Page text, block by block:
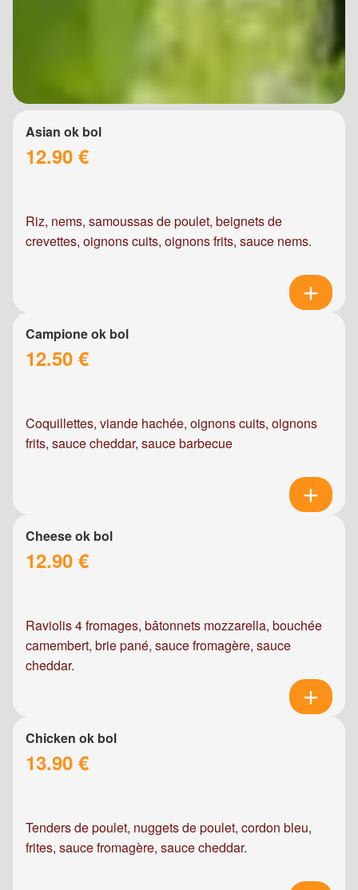
Asian ok bol
12.90 €
Riz, nems, samoussas de poulet, beignets de
crevettes, oignons cuits, oignons frits, sauce nems.
Campione ok bol
12.50 €
Coquillettes, viande hachée, oignons cuits, oignons
frits, sauce cheddar, sauce barbecue
Cheese ok bol
12.90 €
Raviolis 4 fromages, bâtonnets mozzarella, bouchée
camembert, brie pané, sauce fromagère, sauce
cheddar.
Chicken ok bol
13.90 €
Tenders de poulet, nuggets de poulet, cordon bleu,
frites, sauce fromagère, sauce cheddar.